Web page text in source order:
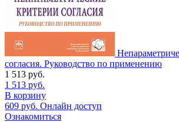
согласия. Руководство по применению
1 513 руб.
1 513 руб.
В корзину
609 руб. Онлайн доступ
Ознакомиться